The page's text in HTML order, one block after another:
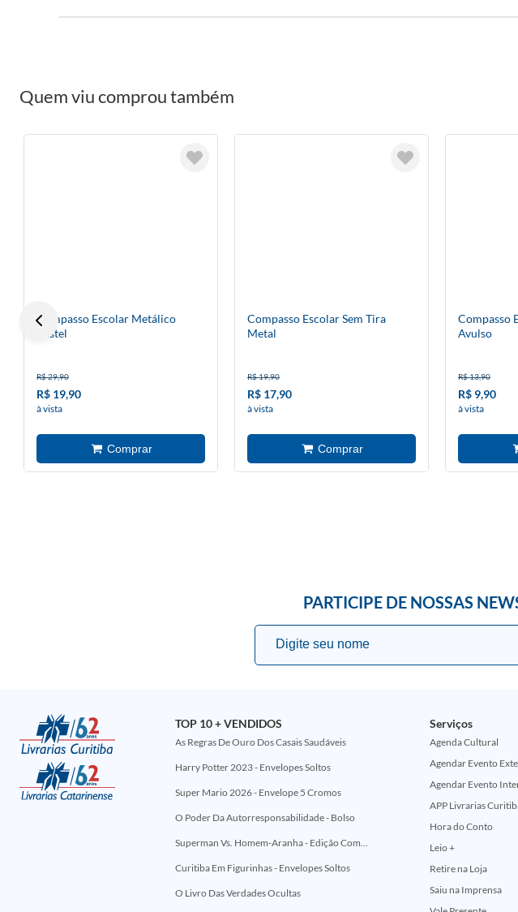
Quem viu comprou também
Compasso Escolar Metálico
Pastel
R$ 29,90
R$ 19,90
à vista
Compasso Escolar Sem Tira
Metal
R$ 19,90
R$ 17,90
à vista
Compasso
Avulso
R$ 13,90
R$ 9,90
à vista
PARTICIPE DE NOSSAS
TOP 10 + VENDIDOS
As Regras De Ouro Dos Casais Saudáveis
Harry Potter 2023 - Envelopes Soltos
Super Mario 2026 - Envelope 5 Cromos
O Poder Da Autorresponsabilidade - Bolso
Superman Vs. Homem-Aranha - Edição Comemorativa 50 Anos (Encontros Clássicos Dc E Marvel)
Curitiba Em Figurinhas - Envelopes Soltos
O Livro Das Verdades Ocultas
Serviços
Agenda Cultural
Agendar Evento
Agendar Evento
APP Livrarias
Hora do Conto
Leio +
Retire na Loja
Saiu na Imprensa